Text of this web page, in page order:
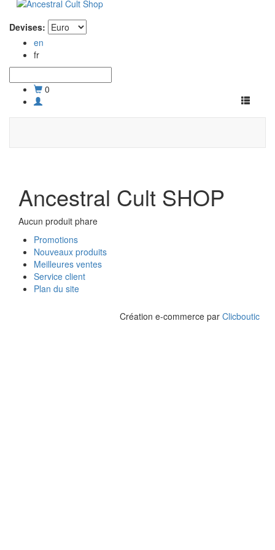
Devises:
en
fr
0
Toggle
Ancestral Cult SHOP
Aucun produit phare
Promotions
Nouveaux produits
Meilleures ventes
Service client
Plan du site
Création e-commerce par Clicboutic